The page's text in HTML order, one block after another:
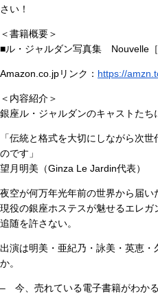
さい！
＜書籍概要＞
■ル・ジャルダン写真集 Nouvelle［
Amazon.co.jpリンク： https://
＜内容紹介＞
銀座ル・ジャルダンのキャストたち
「伝統と格式を大切にしながら次
のです」
望月明美（Ginza Le Jardin代表）
夜空が何万年光年前の世界から届い
現役の銀座ホステスが魅せるエレ
追随を許さない。
出演は明美・亜紀乃・詠美・英恵
か。
– 今、売れている電子書籍がわか